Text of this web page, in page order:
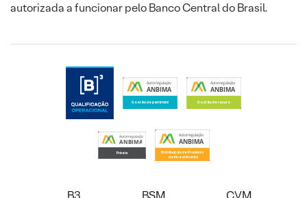
autorizada a funcionar pelo Banco Central do Brasil.